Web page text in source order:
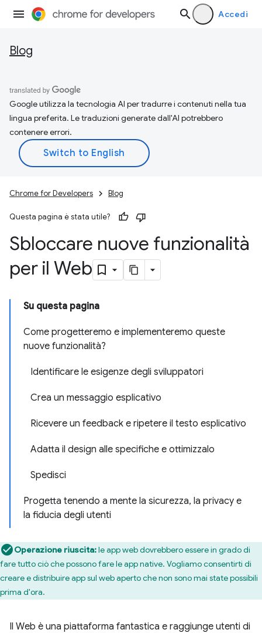
Accedi
Blog
Google utilizza la tecnologia AI per tradurre i contenuti nella tua
lingua preferita. Le traduzioni generate dall'AI potrebbero
contenere errori.
Chrome for Developers Blog
Questa pagina è stata utile?
Sbloccare nuove funzionalità
per il Web
Su questa pagina
Come progetteremo e implementeremo queste
nuove funzionalità?
Identificare le esigenze degli sviluppatori
Crea un messaggio esplicativo
Ricevere un feedback e ripetere il testo esplicativo
Adatta il design alle specifiche e ottimizzalo
Spedisci
Progetta tenendo a mente la sicurezza, la privacy e
la fiducia degli utenti
Operazione riuscita:le app web dovrebbero essere in grado di
fare tutto ciò che possono fare le app native. Vogliamo consentirti di
creare e distribuire app sul web aperto che non sono mai state possibili
prima d'ora.
Il Web è una piattaforma fantastica e raggiunge utenti di